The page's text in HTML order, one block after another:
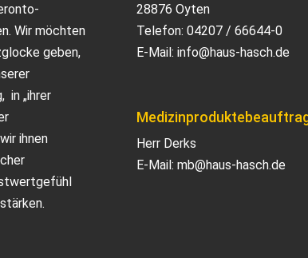
Wir möchten
geben,
in „ihrer
ihnen
28876 Oyten
Telefon: 04207 / 66644-0
E-Mail: info@haus-hasch.de
Herr Derks
E-Mail: mb@haus-hasch.de